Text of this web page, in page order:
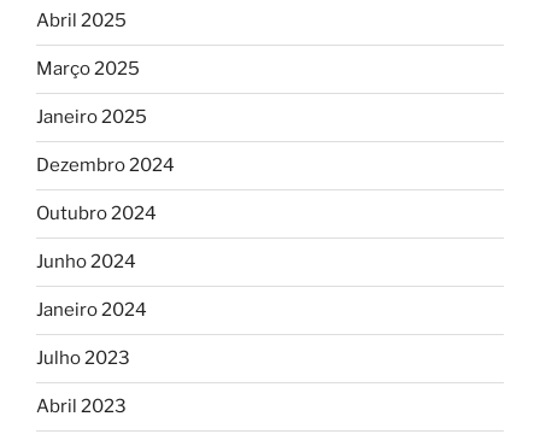
Abril 2025
Março 2025
Janeiro 2025
Dezembro 2024
Outubro 2024
Junho 2024
Janeiro 2024
Julho 2023
Abril 2023